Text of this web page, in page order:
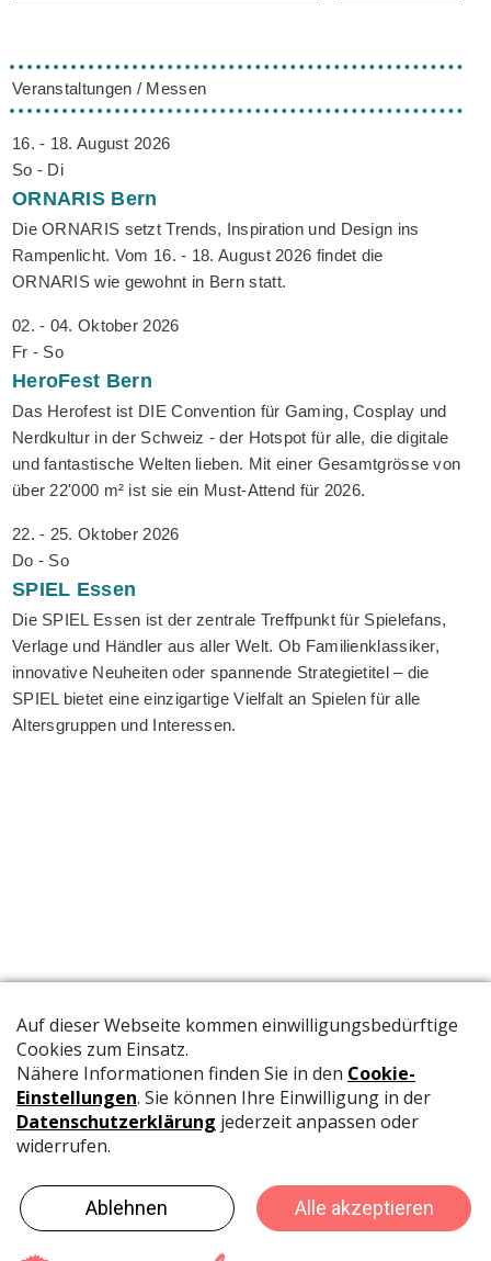
Veranstaltungen / Messen
16. - 18. August 2026
So - Di
ORNARIS Bern
Die ORNARIS setzt Trends, Inspiration und Design ins
Rampenlicht. Vom 16. - 18. August 2026 findet die
ORNARIS wie gewohnt in Bern statt.
02. - 04. Oktober 2026
Fr - So
HeroFest Bern
Das Herofest ist DIE Convention für Gaming, Cosplay und
Nerdkultur in der Schweiz - der Hotspot für alle, die digitale
und fantastische Welten lieben. Mit einer Gesamtgrösse von
über 22'000 m² ist sie ein Must-Attend für 2026.
22. - 25. Oktober 2026
Do - So
SPIEL Essen
Die SPIEL Essen ist der zentrale Treffpunkt für Spielefans,
Verlage und Händler aus aller Welt. Ob Familienklassiker,
innovative Neuheiten oder spannende Strategietitel – die
SPIEL bietet eine einzigartige Vielfalt an Spielen für alle
Altersgruppen und Interessen.
Die offizielle Publikation der Schweizer Papeterien informiert
Meldungen aus der Branche.